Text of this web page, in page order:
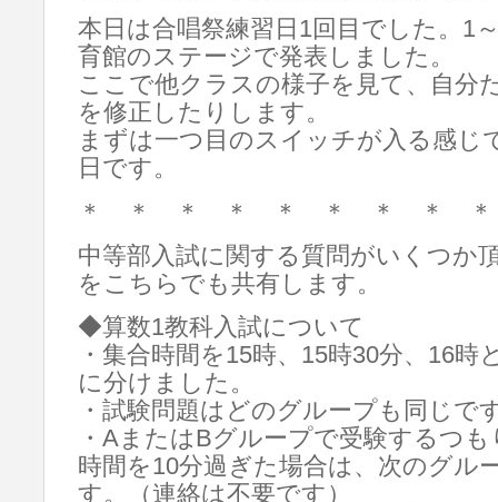
本日は合唱祭練習日1回目でした。1
育館のステージで発表しました。
ここで他クラスの様子を見て、自分
を修正したりします。
まずは一つ目のスイッチが入る感じ
日です。
＊ ＊ ＊ ＊ ＊ ＊ ＊ ＊ ＊
中等部入試に関する質問がいくつか
をこちらでも共有します。
◆算数1教科入試について
・集合時間を15時、15時30分、16
に分けました。
・試験問題はどのグループも同じで
・AまたはBグループで受験するつ
時間を10分過ぎた場合は、次のグル
す。（連絡は不要です）